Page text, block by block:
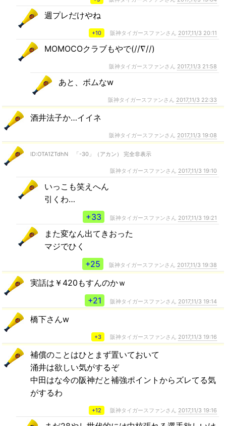
週プレだけやね
+10 阪神タイガースファンさん 2017,11/3 20:11
MOMOCOクラブもやで(//∇//)
阪神タイガースファンさん 2017,11/3 21:58
あと、ボムなw
阪神タイガースファンさん 2017,11/3 22:33
酒井法子か…イイネ
阪神タイガースファンさん 2017,11/3 19:08
ID:OTA1ZTdhN 「-30」（アカン） 完全非表示
阪神タイガースファンさん 2017,11/3 19:10
いっこも笑えへん
引くわ…
+33
阪神タイガースファンさん 2017,11/3 19:21
また変なん出てきおった
マジでひく
+25
阪神タイガースファンさん 2017,11/3 19:38
実話は￥420もすんのかｗ
+21
阪神タイガースファンさん 2017,11/3 19:14
橋下さんw
+3 阪神タイガースファンさん 2017,11/3 19:16
補償のことはひとまず置いておいて
涌井は欲しい気がするぞ
中田はな今の阪神だと補強ポイントからズレてる気
がするわ
+12 阪神タイガースファンさん 2017,11/3 19:16